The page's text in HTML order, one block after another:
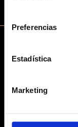
Preferencias
Estadística
Marketing